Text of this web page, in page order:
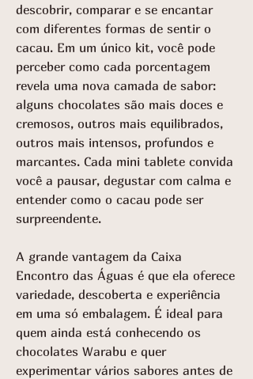
descobrir, comparar e se encantar
com diferentes formas de sentir o
cacau. Em um único kit, você pode
perceber como cada porcentagem
revela uma nova camada de sabor:
alguns chocolates são mais doces e
cremosos, outros mais equilibrados,
outros mais intensos, profundos e
marcantes. Cada mini tablete convida
você a pausar, degustar com calma e
entender como o cacau pode ser
surpreendente.
A grande vantagem da Caixa
Encontro das Águas é que ela oferece
variedade, descoberta e experiência
em uma só embalagem. É ideal para
quem ainda está conhecendo os
chocolates Warabu e quer
experimentar vários sabores antes de